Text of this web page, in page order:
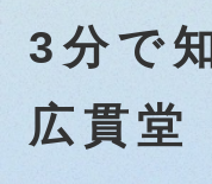
3分で
広貫堂